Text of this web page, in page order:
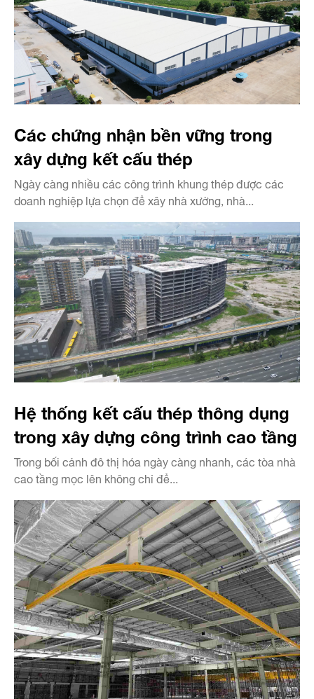
Các chứng nhận bền vững trong
xây dựng kết cấu thép
Ngày càng nhiều các công trình khung thép được các
doanh nghiệp lựa chọn để xây nhà xưởng, nhà...
Hệ thống kết cấu thép thông dụng
trong xây dựng công trình cao tầng
Trong bối cảnh đô thị hóa ngày càng nhanh, các tòa nhà
cao tầng mọc lên không chỉ để...